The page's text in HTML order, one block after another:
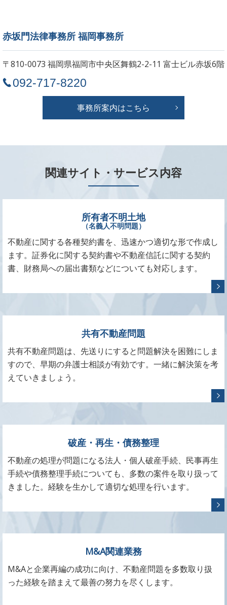
赤坂門法律事務所 福岡事務所
〒810-0073 福岡県福岡市中央区舞鶴2-2-11 富士ビル赤坂6階
092-717-8220
事務所案内はこちら
関連サイト・サービス内容
所有者不明土地
（名義人不明問題）
不動産に関する各種契約書を、迅速かつ適切な形で作成し
ます。証券化に関する契約書や不動産信託に関する契約
書、財務局への届出書類などについても対応します。
共有不動産問題
共有不動産問題は、先送りにすると問題解決を困難にしま
すので、早期の弁護士相談が有効です。一緒に解決策を考
えていきましょう。
破産・再生・債務整理
不動産の処理が問題になる法人・個人破産手続、民事再生
手続や債務整理手続についても、多数の案件を取り扱って
きました。経験を生かして適切な処理を行います。
M&A関連業務
M&Aと企業再編の成功に向け、不動産問題を多数取り扱
った経験を踏まえて最善の努力を尽くします。